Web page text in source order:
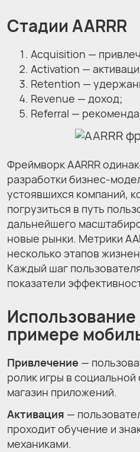
Стадии AARRR
Acquisition —
Activation —
Retention —
Revenue — доход;
Referral —
Фреймворк AARRR
разработки бизнес-
устоявшихся компаний,
погрузиться в путь
дальнейшего
новые рынки. Метрики
несколько этапов
Каждый шаг
показатели
Использование
примере
Привлечение —
ролик игры в социальной
магазин приложений.
Активация —
проходит обучение и
механиками.